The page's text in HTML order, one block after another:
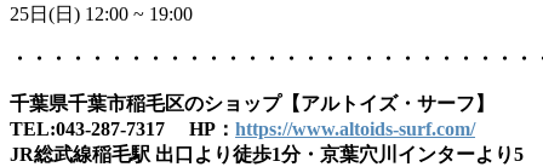
25日(日) 12:00 ~ 19:00
・・・・・・・・・・・・・・・・・・・・・・・・・・
千葉県千葉市稲毛区のショップ【アルトイズ・サーフ】
TEL:043-287-7317 HP： https://www.altoids-surf.com/
JR総武線稲毛駅 出口より徒歩1分・京葉穴川インターより5